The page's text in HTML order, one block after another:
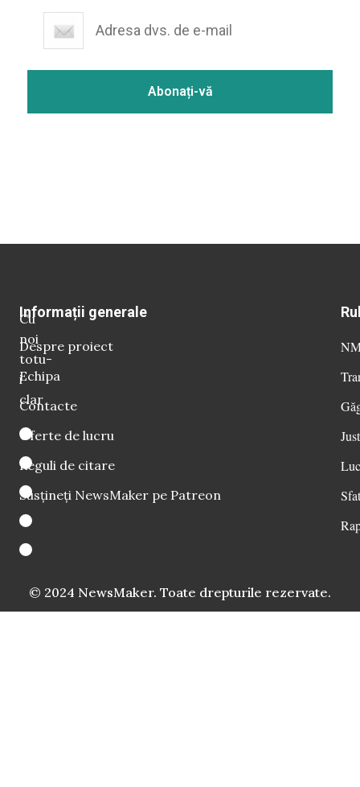
Cu
noi
totu-
i
clar
Informații generale
Despre proiect
Echipa
Contacte
Oferte de lucru
Reguli de citare
Susțineți NewsMaker pe Patreon
© 2024 NewsMaker. Toate drepturile rezervate.